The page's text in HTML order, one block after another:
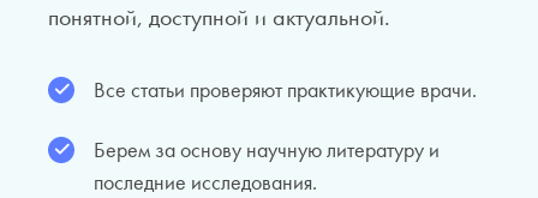
понятной, доступной и актуальной.
Все статьи проверяют практикующие врачи.
Берем за основу научную литературу и
последние исследования.